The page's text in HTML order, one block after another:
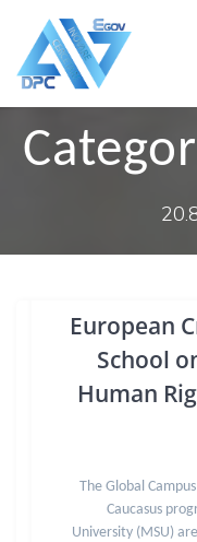
European
School
Human
The Global
Caucasus
University (MSU)